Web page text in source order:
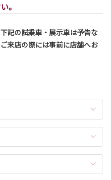
。
記の試乗車・展示車は予告な
来店の際には事前に店舗へお